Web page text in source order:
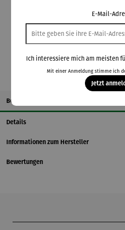
Lieferzeit: 2-3
Beschreibung
Details
Informationen zum Hersteller
Bewertungen
E-Mail-
Ich interessiere mich am meisten
Mit einer Anmeldung stimme ich
Jetzt